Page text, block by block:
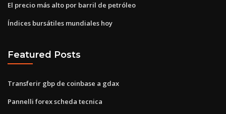
El precio más alto por barril de petróleo
Índices bursátiles mundiales hoy
Featured Posts
Transferir gbp de coinbase a gdax
Pannelli forex scheda tecnica